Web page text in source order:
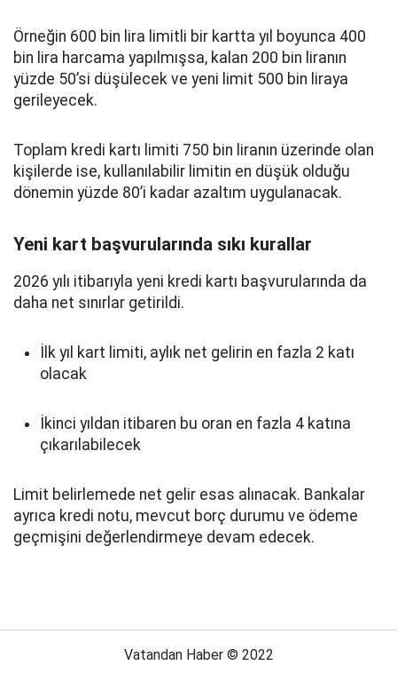
Örneğin 600 bin lira limitli bir kartta yıl boyunca 400
bin lira harcama yapılmışsa, kalan 200 bin liranın
yüzde 50’si düşülecek ve yeni limit 500 bin liraya
gerileyecek.
Toplam kredi kartı limiti 750 bin liranın üzerinde olan
kişilerde ise, kullanılabilir limitin en düşük olduğu
dönemin yüzde 80’i kadar azaltım uygulanacak.
Yeni kart başvurularında sıkı kurallar
2026 yılı itibarıyla yeni kredi kartı başvurularında da
daha net sınırlar getirildi.
İlk yıl kart limiti, aylık net gelirin en fazla 2 katı
olacak
İkinci yıldan itibaren bu oran en fazla 4 katına
çıkarılabilecek
Limit belirlemede net gelir esas alınacak. Bankalar
ayrıca kredi notu, mevcut borç durumu ve ödeme
geçmişini değerlendirmeye devam edecek.
Vatandan Haber © 2022